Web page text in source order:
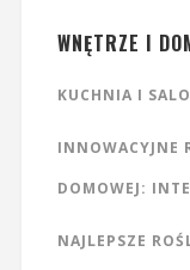
WNĘTRZE I
KUCHNIA I
INNOWACYJNE
DOMOWEJ:
NAJLEPSZE